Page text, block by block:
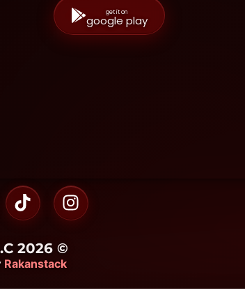
get it on
google play
© 2026 Al Arabi S.C
Developed by
Rakanstack